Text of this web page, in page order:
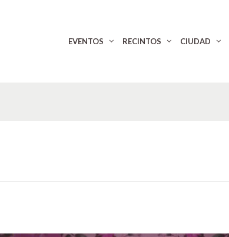
EVENTOS RECINTOS CIUDAD